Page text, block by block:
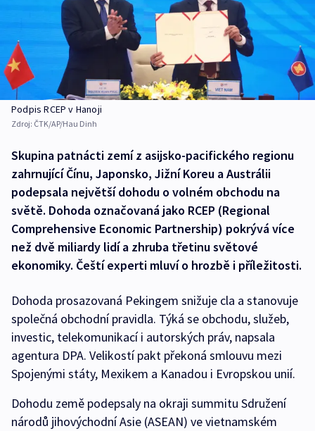
Podpis RCEP v Hanoji
Zdroj: ČTK/AP/Hau Dinh
Skupina patnácti zemí z asijsko-pacifického regionu
zahrnující Čínu, Japonsko, Jižní Koreu a Austrálii
podepsala největší dohodu o volném obchodu na
světě. Dohoda označovaná jako RCEP (Regional
Comprehensive Economic Partnership) pokrývá více
než dvě miliardy lidí a zhruba třetinu světové
ekonomiky. Čeští experti mluví o hrozbě i příležitosti.
Dohoda prosazovaná Pekingem snižuje cla a stanovuje
společná obchodní pravidla. Týká se obchodu, služeb,
investic, telekomunikací i autorských práv, napsala
agentura DPA. Velikostí pakt překoná smlouvu mezi
Spojenými státy, Mexikem a Kanadou i Evropskou unií.
Dohodu země podepsaly na okraji summitu Sdružení
národů jihovýchodní Asie (ASEAN) ve vietnamském